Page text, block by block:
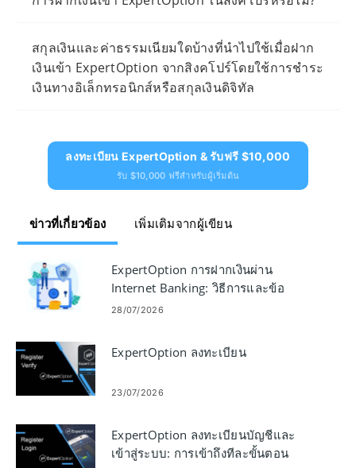
สกุลเงินและค่าธรรมเนียมใดบ้างที่นำไปใช้เมื่อฝาก
เงินเข้า ExpertOption จากสิงคโปร์โดยใช้การชำระ
เงินทางอิเล็กทรอนิกส์หรือสกุลเงินดิจิทัล
ลงทะเบียน ExpertOption & รับฟรี $10,000
รับ $10,000 ฟรีสำหรับผู้เริ่มต้น
ข่าวที่เกี่ยวข้อง เพิ่มเติมจากผู้เขียน
ExpertOption การฝากเงินผ่าน
Internet Banking: วิธีการและข้อ
จำกัด
28/07/2026
ExpertOption ลงทะเบียน
23/07/2026
ExpertOption ลงทะเบียนบัญชีและ
เข้าสู่ระบบ: การเข้าถึงทีละขั้นตอน